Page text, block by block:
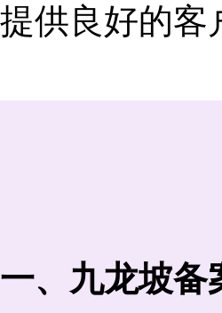
提供良好的客
一、九龙坡备